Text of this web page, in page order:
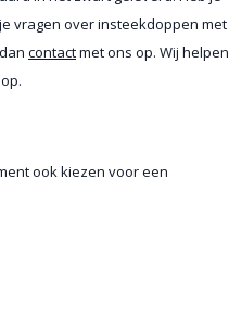
vragen over insteekdoppen met
contactmet ons op. Wij helpen
ook kiezen voor een